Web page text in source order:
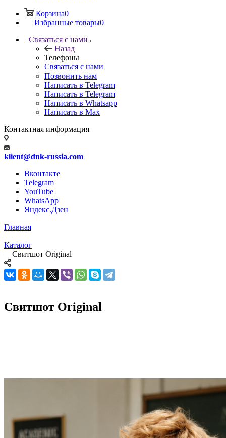
Корзина0
Избранные товары0
Связаться с нами
Назад
Телефоны
Связаться с нами
Позвонить нам
Написать в Telegram
Написать в Telegram
Написать в Whatsapp
Написать в Max
Контактная информация
klient@dnk-russia.com
Вконтакте
Telegram
YouTube
WhatsApp
Яндекс.Дзен
Главная
—
Каталог
—Свитшот Original
Свитшот Original